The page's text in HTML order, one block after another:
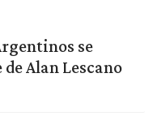
se
de Alan Lescano